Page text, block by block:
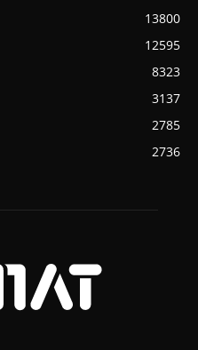
13800
12595
8323
3137
2785
2736